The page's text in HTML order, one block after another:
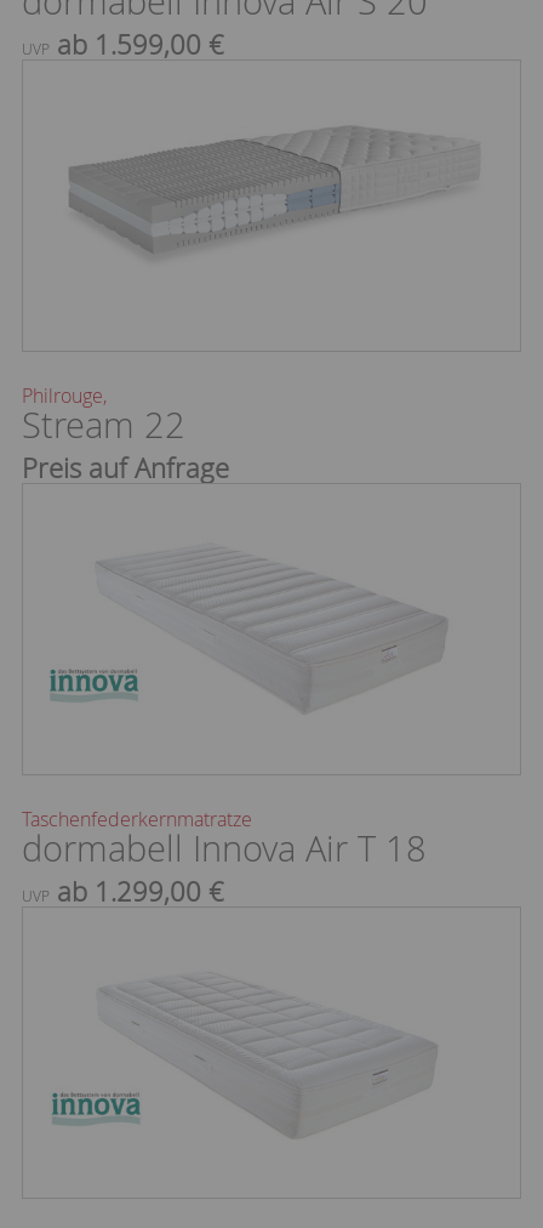
UVP ab 1.599,00 €
Philrouge,
Stream 22
Preis auf Anfrage
Taschenfederkernmatratze
dormabell Innova Air T 18
UVP ab 1.299,00 €